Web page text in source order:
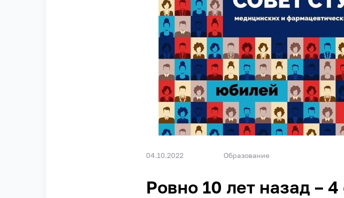
04.10.2022 Образование
Ровно 10 лет назад –